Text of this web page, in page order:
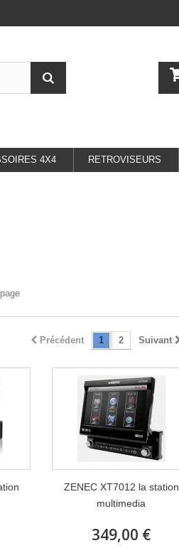
4X4 RETROVISEURS
Précédent 1 2 Suivant
ZENEC XT7012 la station
multimedia
349,00 €